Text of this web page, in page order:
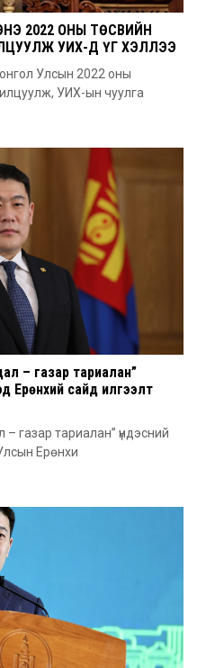
2022 ОНЫ ТӨСВИЙН
УИХ-Д ҮГ ХЭЛЛЭЭ
Улсын 2022 оны
УИХ-ын чуулга
– газар тариалан”
Ерөнхий сайд илгээлт
– газар тариалан” үндэсний
Ерөнхи